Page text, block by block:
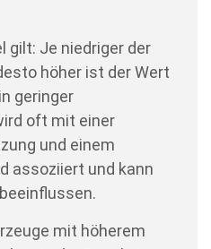
gilt: Je niedriger der
höher ist der Wert
geringer
oft mit einer
und einem
assoziiert und kann
mit höherem